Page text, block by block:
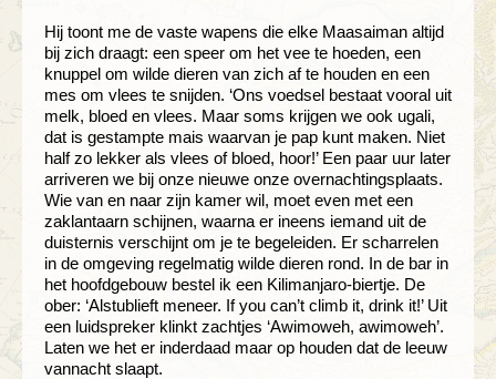
Hij toont me de vaste wapens die elke Maasaiman altijd
bij zich draagt: een speer om het vee te hoeden, een
knuppel om wilde dieren van zich af te houden en een
mes om vlees te snijden. ‘Ons voedsel bestaat vooral uit
melk, bloed en vlees. Maar soms krijgen we ook ugali,
dat is gestampte mais waarvan je pap kunt maken. Niet
half zo lekker als vlees of bloed, hoor!’ Een paar uur later
arriveren we bij onze nieuwe onze overnachtingsplaats.
Wie van en naar zijn kamer wil, moet even met een
zaklantaarn schijnen, waarna er ineens iemand uit de
duisternis verschijnt om je te begeleiden. Er scharrelen
in de omgeving regelmatig wilde dieren rond. In de bar in
het hoofdgebouw bestel ik een Kilimanjaro-biertje. De
ober: ‘Alstublieft meneer. If you can’t climb it, drink it!’ Uit
een luidspreker klinkt zachtjes ‘Awimoweh, awimoweh’.
Laten we het er inderdaad maar op houden dat de leeuw
vannacht slaapt.